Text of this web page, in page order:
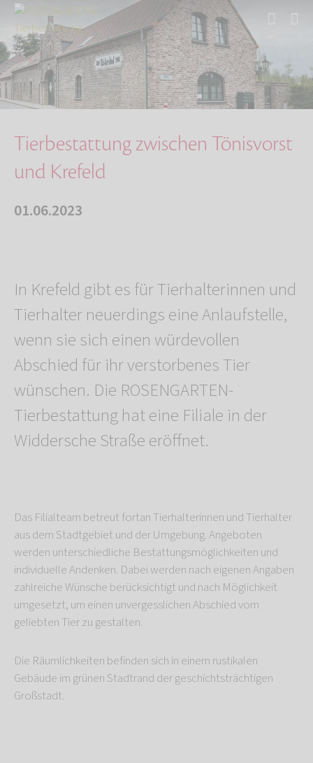
Start Über uns
Aktuelles
Tierbestattung zwischen Tönisvorst und Krefel…
Tierbestattung zwischen Tönisvorst
und Krefeld
01.06.2023
In Krefeld gibt es für Tierhalterinnen und
Tierhalter neuerdings eine Anlaufstelle,
wenn sie sich einen würdevollen
Abschied für ihr verstorbenes Tier
wünschen. Die ROSENGARTEN-
Tierbestattung hat eine Filiale in der
Widdersche Straße eröffnet.
Das Filialteam betreut fortan Tierhalterinnen und Tierhalter
aus dem Stadtgebiet und der Umgebung. Angeboten
werden unterschiedliche Bestattungsmöglichkeiten und
individuelle Andenken. Dabei werden nach eigenen Angaben
zahlreiche Wünsche berücksichtigt und nach Möglichkeit
umgesetzt, um einen unvergesslichen Abschied vom
geliebten Tier zu gestalten.
Die Räumlichkeiten befinden sich in einem rustikalen
Gebäude im grünen Stadtrand der geschichtsträchtigen
Großstadt.